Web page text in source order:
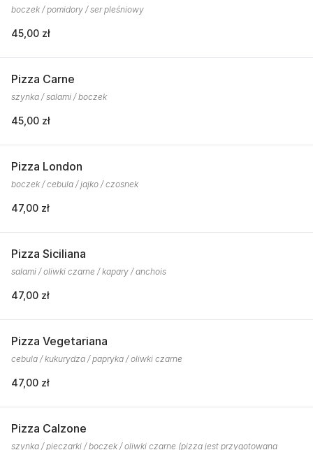
boczek / pomidory / ser pleśniowy
45,00 zł
Pizza Carne
szynka / salami / boczek
45,00 zł
Pizza London
boczek / cebula / jajko / czosnek
47,00 zł
Pizza Siciliana
salami / oliwki czarne / kapary / anchois
47,00 zł
Pizza Vegetariana
cebula / kukurydza / papryka / oliwki czarne
47,00 zł
Pizza Calzone
szynka / pieczarki / boczek / oliwki czarne (pizza jest przygotowana